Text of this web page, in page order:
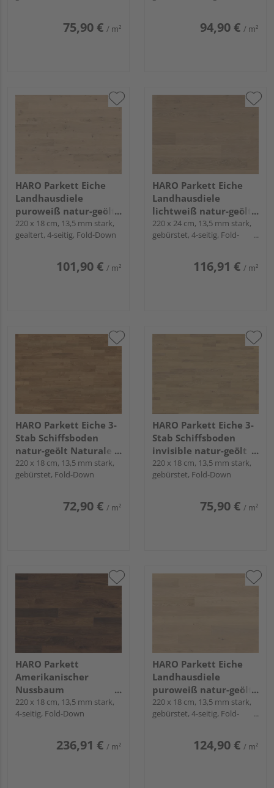
75,90 € / m² 94,90 € / m²
HARO Parkett Eiche
Landhausdiele
puroweiß natur-geölt
Sauvage naturaLin
plus - Serie 4000
220 x 18 cm, 13,5 mm stark,
gealtert, 4-seitig, Fold-Down
101,90 € / m²
HARO Parkett Eiche
Landhausdiele
lichtweiß natur-geölt
Sauvage naturaLin
plus - Serie 4000
220 x 24 cm, 13,5 mm stark,
gebürstet, 4-seitig, Fold-
116,91 € / m²
HARO Parkett Eiche 3-
Stab Schiffsboden
natur-geölt Naturale
naturaLin plus - Serie
4000
220 x 18 cm, 13,5 mm stark,
gebürstet, Fold-Down
72,90 € / m²
HARO Parkett Eiche 3-
Stab Schiffsboden
invisible natur-geölt
Naturale naturaLin
plus - Serie 4000
220 x 18 cm, 13,5 mm stark,
gebürstet, Fold-Down
75,90 € / m²
HARO Parkett
Amerikanischer
Nussbaum
Landhausdiele natur-
geölt Sauvage
220 x 18 cm, 13,5 mm stark,
4-seitig, Fold-Down
236,91 € / m²
HARO Parkett Eiche
Landhausdiele
puroweiß natur-geölt
Markant naturaLin
plus - Serie 4000
220 x 18 cm, 13,5 mm stark,
gebürstet, 4-seitig, Fold-
124,90 € / m²